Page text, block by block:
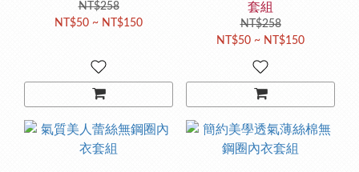
NT$258
NT$50 ~ NT$150
套組
NT$258
NT$50 ~ NT$150